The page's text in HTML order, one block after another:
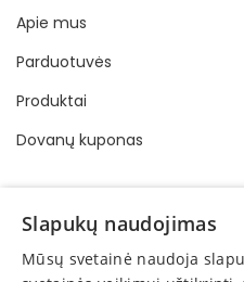
Apie mus
Parduotuvės
Produktai
Dovanų kuponas
INFORMACIJA
Pirkimo - pardavimo taisyklės
Privatumo politika
Slapukų naudojimas
Mūsų svetainė naudoja